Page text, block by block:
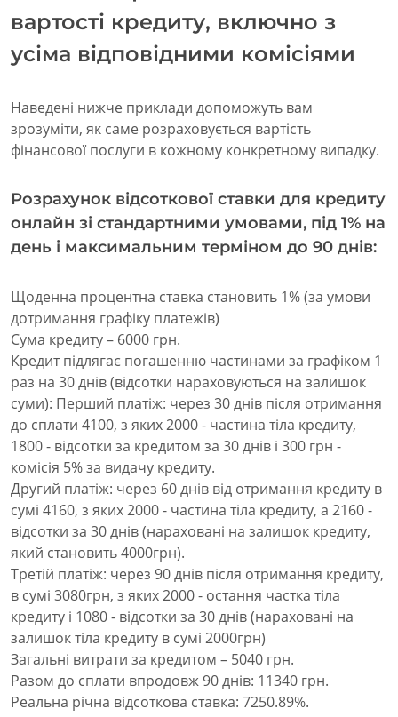
вартості кредиту, включно з
усіма відповідними комісіями
Наведені нижче приклади допоможуть вам
зрозуміти, як саме розраховується вартість
фінансової послуги в кожному конкретному випадку.
Розрахунок відсоткової ставки для кредиту
онлайн зі стандартними умовами, під 1% на
день і максимальним терміном до 90 днів:
Щоденна процентна ставка становить 1% (за умови
дотримання графіку платежів)
Сума кредиту – 6000 грн.
Кредит підлягає погашенню частинами за графіком 1
раз на 30 днів (відсотки нараховуються на залишок
суми): Перший платіж: через 30 днів після отримання
до сплати 4100, з яких 2000 - частина тіла кредиту,
1800 - відсотки за кредитом за 30 днів і 300 грн -
комісія 5% за видачу кредиту.
Другий платіж: через 60 днів від отримання кредиту в
сумі 4160, з яких 2000 - частина тіла кредиту, а 2160 -
відсотки за 30 днів (нараховані на залишок кредиту,
який становить 4000грн).
Третій платіж: через 90 днів після отримання кредиту,
в сумі 3080грн, з яких 2000 - остання частка тіла
кредиту і 1080 - відсотки за 30 днів (нараховані на
залишок тіла кредиту в сумі 2000грн)
Загальні витрати за кредитом – 5040 грн.
Разом до сплати впродовж 90 днів: 11340 грн.
Реальна річна відсоткова ставка: 7250.89%.